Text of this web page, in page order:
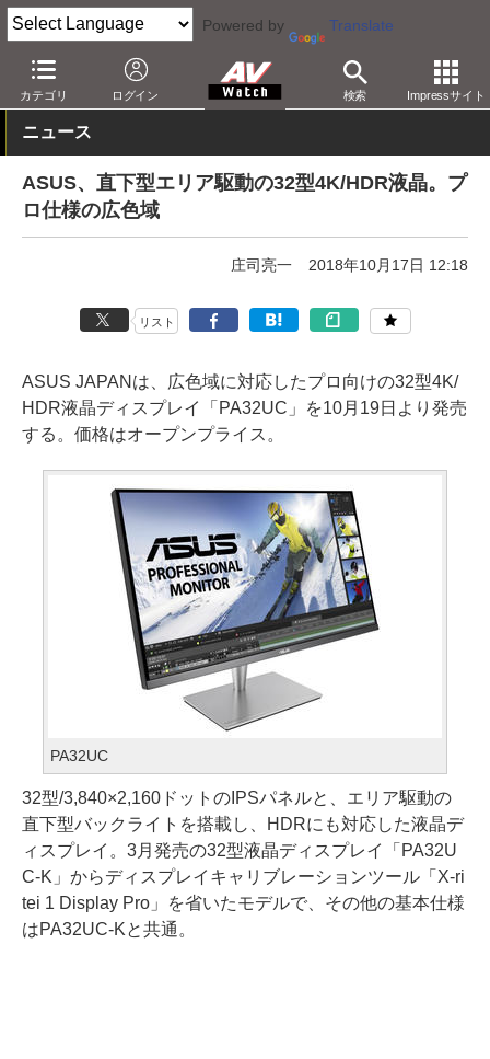
Powered by Translate
カテゴリ ログイン 検索 Impressサイト
AV Watch 製品 ディスプレイ
ニュース
ASUS、直下型エリア駆動の32型4K/HDR液晶。プ
ロ仕様の広色域
庄司亮一 2018年10月17日 12:18
リスト
ASUS JAPANは、広色域に対応したプロ向けの32型4K/
HDR液晶ディスプレイ「PA32UC」を10月19日より発売
する。価格はオープンプライス。
PA32UC
32型/3,840×2,160ドットのIPSパネルと、エリア駆動の
直下型バックライトを搭載し、HDRにも対応した液晶デ
ィスプレイ。3月発売の32型液晶ディスプレイ「PA32U
C-K」からディスプレイキャリブレーションツール「X-ri
tei 1 Display Pro」を省いたモデルで、その他の基本仕様
はPA32UC-Kと共通。